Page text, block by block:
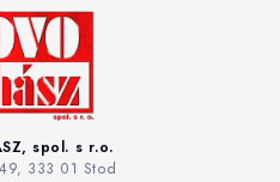
spol. s r.o.
333 01 Stod